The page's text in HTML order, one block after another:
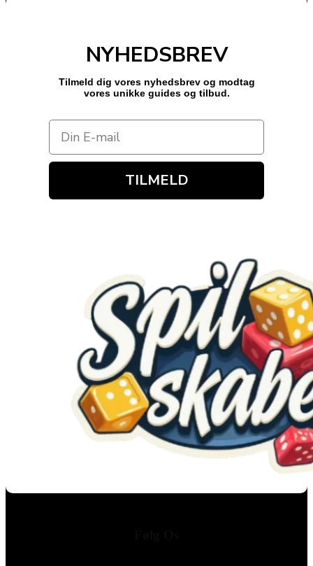
NYHEDSBREV
Tilmeld dig vores nyhedsbrev og modtag
vores unikke guides og tilbud.
TILMELD